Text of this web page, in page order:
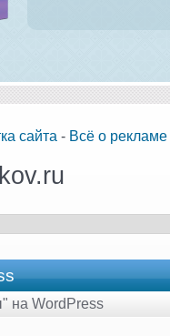
сайта - Всё о рекламе
на WordPress